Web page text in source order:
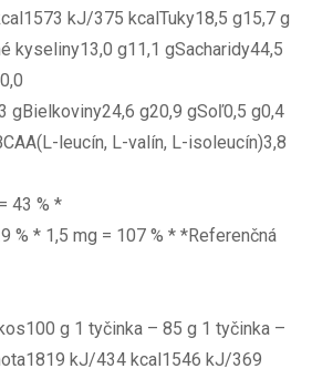
kJ/375 kcalTuky18,5 g15,7 g
kyseliny13,0 g11,1 gSacharidy44,5
gBielkoviny24,6 g20,9 gSoľ0,5 g0,4
leucín, L-valín, L-isoleucín)3,8
43 % *
% * 1,5 mg = 107 % * *Referenčná
g 1 tyčinka – 85 g 1 tyčinka –
kJ/434 kcal1546 kJ/369